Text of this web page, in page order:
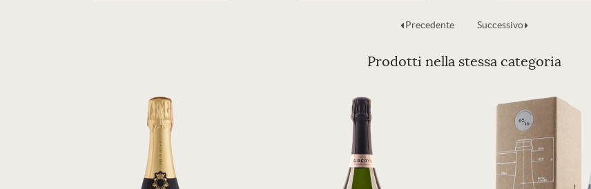
Precedente Successivo
Prodotti nella stessa categoria